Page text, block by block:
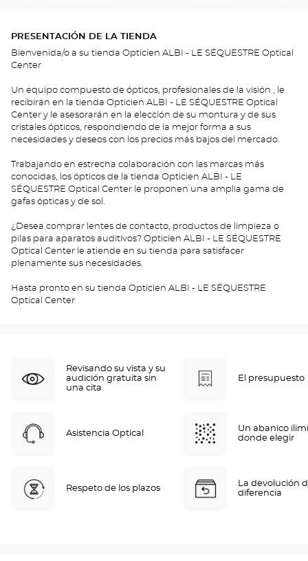
PRESENTACIÓN DE LA TIENDA
Bienvenida/o a su tienda Opticien ALBI - LE SÉQUESTRE Optical
Center
Un equipo compuesto de ópticos, profesionales de la visión , le
recibirán en la tienda Opticien ALBI - LE SÉQUESTRE Optical
Center y le asesorarán en la elección de su montura y de sus
cristales ópticos, respondiendo de la mejor forma a sus
necesidades y deseos con los precios más bajos del mercado.
Trabajando en estrecha colaboración con las marcas más
conocidas, los ópticos de la tienda Opticien ALBI - LE
SÉQUESTRE Optical Center le proponen una amplia gama de
gafas ópticas y de sol.
¿Desea comprar lentes de contacto, productos de limpieza o
pilas para aparatos auditivos? Opticien ALBI - LE SÉQUESTRE
Optical Center le atiende en su tienda para satisfacer
plenamente sus necesidades.
Hasta pronto en su tienda Opticien ALBI - LE SÉQUESTRE
Optical Center
Revisando su vista y su
audición gratuita sin
una cita
El presupuesto
Asistencia Optical
Un abanico
donde elegir
Respeto de los plazos
La devolución
diferencia